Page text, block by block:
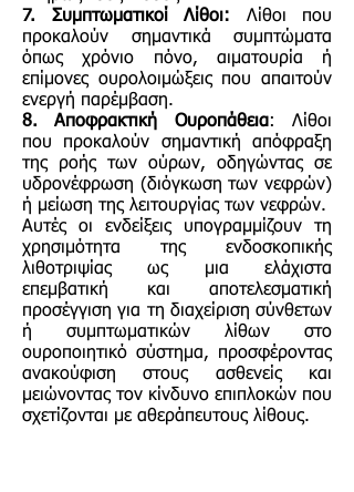
7. Συμπτωματικοί Λίθοι: Λίθοι που
προκαλούν σημαντικά συμπτώματα
όπως χρόνιο πόνο, αιματουρία ή
επίμονες ουρολοιμώξεις που απαιτούν
ενεργή παρέμβαση.
8. Αποφρακτική Ουροπάθεια: Λίθοι
που προκαλούν σημαντική απόφραξη
της ροής των ούρων, οδηγώντας σε
υδρονέφρωση (διόγκωση των νεφρών)
ή μείωση της λειτουργίας των νεφρών.
Αυτές οι ενδείξεις υπογραμμίζουν τη
χρησιμότητα της ενδοσκοπικής
λιθοτριψίας ως μια ελάχιστα
επεμβατική και αποτελεσματική
προσέγγιση για τη διαχείριση σύνθετων
ή συμπτωματικών λίθων στο
ουροποιητικό σύστημα, προσφέροντας
ανακούφιση στους ασθενείς και
μειώνοντας τον κίνδυνο επιπλοκών που
σχετίζονται με αθεράπευτους λίθους.